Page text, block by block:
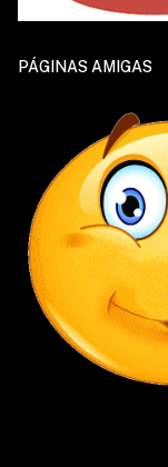
PÁGINAS AMIGAS